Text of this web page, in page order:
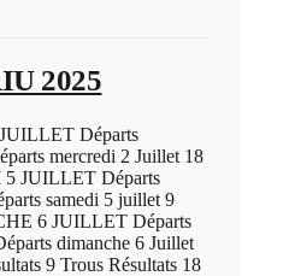
2025
Départs
mercredi 2 Juillet 18
JUILLET Départs
samedi 5 juillet 9
6 JUILLET Départs
dimanche 6 Juillet
9 Trous Résultats 18